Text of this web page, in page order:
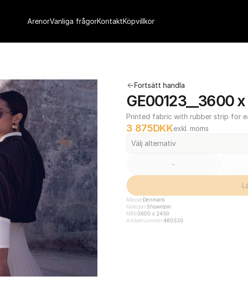
Fortsätt handla
GE00123__3600
Printed fabric with rubber strip for
3 875DKKexkl. moms
Välj alternativ
-
Mässa Denmark
Kategori Showroom
Mått3600 x 2400
Artikelnummer480530
ArenorVanliga frågorKontaktKöpvillkor